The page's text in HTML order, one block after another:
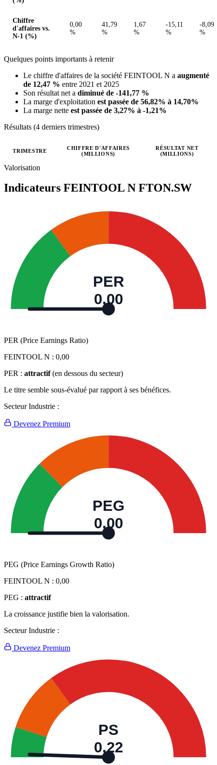
Chiffre
d'affaires vs.
N-1 (%)
0,00
%
41,79
%
1,67
%
-15,11
%
-8,09
%
Quelques points importants à retenir
Le chiffre d'affaires de la société FEINTOOL N a augmenté
de 12,47 % entre 2021 et 2025
Son résultat net a diminué de -141,77 %
La marge d'exploitation est passée de 56,82% à 14,70%
La marge nette est passée de 3,27% à -1,21%
Résultats (4 derniers trimestres)
Valeurs trimestrielles en millions (franc suisse)
TRIMESTRE
CHIFFRE D'AFFAIRES
(MILLIONS)
RÉSULTAT NET
(MILLIONS)
Valorisation
Indicateurs FEINTOOL N FTON.SW
PER
0,00
PER (Price Earnings Ratio)
FEINTOOL N : 0,00
PER : attractif (en dessous du secteur)
Le titre semble sous-évalué par rapport à ses bénéfices.
Secteur Industrie :
Devenez Premium
PEG
0,00
PEG (Price Earnings Growth Ratio)
FEINTOOL N : 0,00
PEG : attractif
La croissance justifie bien la valorisation.
Secteur Industrie :
Devenez Premium
PS
0,22